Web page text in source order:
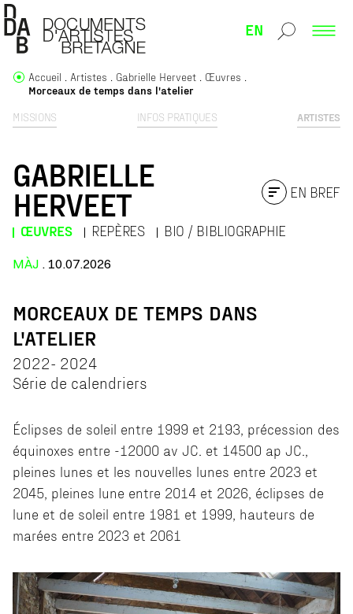
EN
MISSIONS INFOS PRATIQUES ARTISTES
Accueil Artistes Gabrielle Herveet
Œuvres
Morceaux de temps dans l'atelier
GABRIELLE
HERVEET
ŒUVRES REPÈRES BIO / BIBLIOGRAPHIE
EN BREF
MÀJ . 10.07.2026
MORCEAUX DE TEMPS DANS
L'ATELIER
2022- 2024
Série de calendriers
Éclipses de soleil entre 1999 et 2193, précession des
équinoxes entre -12000 av JC. et 14500 ap JC.,
pleines lunes et les nouvelles lunes entre 2023 et
2045, pleines lune entre 2014 et 2026, éclipses de
lune et de soleil entre 1981 et 1999, hauteurs de
marées entre 2023 et 2061